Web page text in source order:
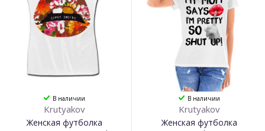
В наличии
Krutyakov
Женская футболка
В наличии
Krutyakov
Женская футболка